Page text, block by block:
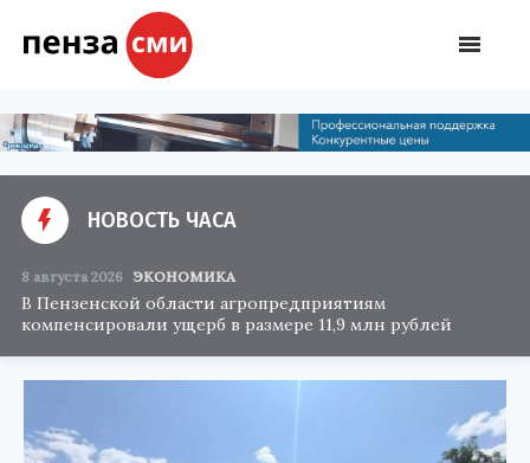
НОВОСТЬ ЧАСА
8 августа 2026 ЭКОНОМИКА
В Пензенской области агропредприятиям
компенсировали ущерб в размере 11,9 млн рублей